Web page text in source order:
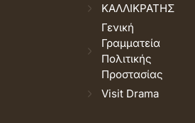
ΚΑΛΛΙΚΡΑΤΗΣ
Γενική
Γραμματεία
Πολιτικής
Προστασίας
Visit Drama